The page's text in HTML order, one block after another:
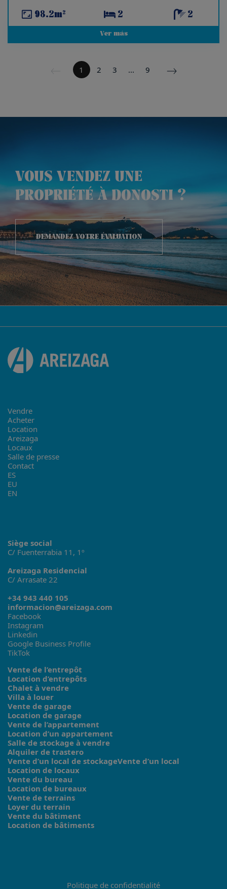
98.2m² 2 2
Ver más
1 2 3 ... 9
VOUS VENDEZ UNE
PROPRIÉTÉ À DONOSTI ?
DEMANDEZ VOTRE ÉVALUATION
Vendre
Acheter
Location
Areizaga
Locaux
Salle de presse
Contact
ES
EU
EN
Siège social
C/ Fuenterrabia 11, 1º
Areizaga Residencial
C/ Arrasate 22
+34 943 440 105
informacion@areizaga.com
Facebook
Instagram
Linkedin
Google Business Profile
TikTok
Vente de l’entrepôt
Location d’entrepôts
Chalet à vendre
Villa à louer
Vente de garage
Location de garage
Vente de l’appartement
Location d’un appartement
Salle de stockage à vendre
Alquiler de trastero
Vente d’un local de stockageVente d’un local
Location de locaux
Vente du bureau
Location de bureaux
Vente de terrains
Loyer du terrain
Vente du bâtiment
Location de bâtiments
Politique de confidentialité